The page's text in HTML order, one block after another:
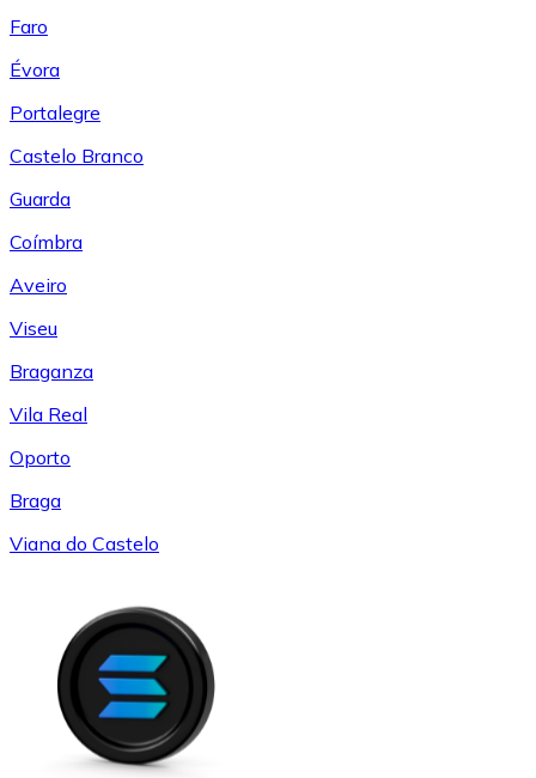
Faro
Évora
Portalegre
Castelo Branco
Guarda
Coímbra
Aveiro
Viseu
Braganza
Vila Real
Oporto
Braga
Viana do Castelo